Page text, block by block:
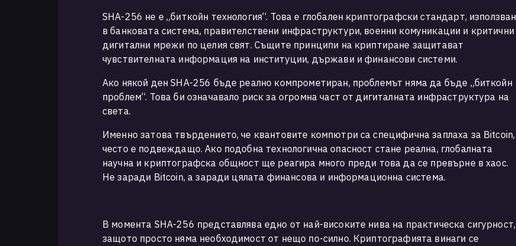
SHA-256 не е „биткойн технология“. Това е глобален криптографски стандарт, използван
в банковата система, правителствени инфраструктури, военни комуникации и критични
дигитални мрежи по целия свят. Същите принципи на криптиране защитават
чувствителната информация на институции, държави и финансови системи.
Ако някой ден SHA-256 бъде реално компрометиран, проблемът няма да бъде „биткойн
проблем“. Това би означавало риск за огромна част от дигиталната инфраструктура на
света.
Именно затова твърдението, че квантовите компютри са специфична заплаха за Bitcoin,
често е подвеждащо. Ако подобна технологична опасност стане реална, глобалната
научна и криптографска общност ще реагира много преди това да се превърне в хаос.
Не заради Bitcoin, а заради цялата финансова и информационна система.
В момента SHA-256 представлява едно от най-високите нива на практическа сигурност,
защото просто няма необходимост от нещо по-силно. Криптографията винаги се